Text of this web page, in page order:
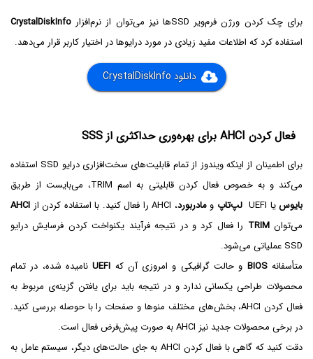
برای چک کردن ورژن فرم‌ویر SSDها نیز می‌توان از نرم‌افزار
CrystalDiskInfo
استفاده کرد که اطلاعات مفید زیادی در مورد درایوها در اختیار کاربر قرار می‌دهد.
دانلود CrystalDiskInfo
فعال کردن AHCI برای بهره‌وری حداکثری از SSS
برای اطمینان از اینکه ویندوز از تمام قابلیت‌های سخت‌افزاری درایو SSD استفاده
می‌‌کند و به خصوص فعال کردن قابلیتی به اسم TRIM، می‌بایست از طریق
بایوسیا UEFI لپ‌تاپ ومادربورد، AHCI را فعال کنید. با استفاده کردن از
AHCI
می‌توانTRIM را فعال کرد و در نتیجه فرآیند یکنواخت کردن فرسایش درایو
SSD عملیاتی می‌شود.
متأسفانهBIOS و حالت گرافیکی و امروزی آن که UEFIنامیده شده، در تمام
محصولات طراحی یکسانی ندارد و در نتیجه باید برای یافتن گزینه‌ی مربوط به
فعال کردن AHCI، بخش‌های مختلف منوها و صفحات را با حوصله بررسی کنید.
در برخی محصولات جدید نیز AHCI به صورت پیش‌فرض فعال است.
دقت کنید که گاهی با فعال کردن AHCI به جای حالت‌های دیگر، سیستم عامل به